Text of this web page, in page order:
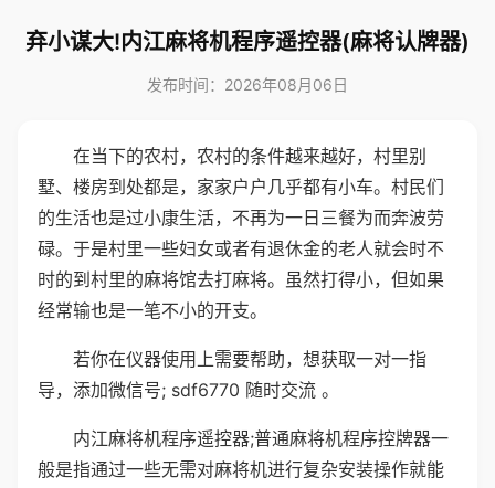
弃小谋大!内江麻将机程序遥控器(麻将认牌器)
发布时间：2026年08月06日
在当下的农村，农村的条件越来越好，村里别
墅、楼房到处都是，家家户户几乎都有小车。村民们
的生活也是过小康生活，不再为一日三餐为而奔波劳
碌。于是村里一些妇女或者有退休金的老人就会时不
时的到村里的麻将馆去打麻将。虽然打得小，但如果
经常输也是一笔不小的开支。
若你在仪器使用上需要帮助，想获取一对一指
导，添加微信号; sdf6770 随时交流 。
内江麻将机程序遥控器;普通麻将机程序控牌器一
般是指通过一些无需对麻将机进行复杂安装操作就能